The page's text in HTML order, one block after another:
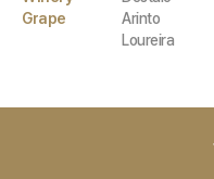
Grape
Arinto
Loureira